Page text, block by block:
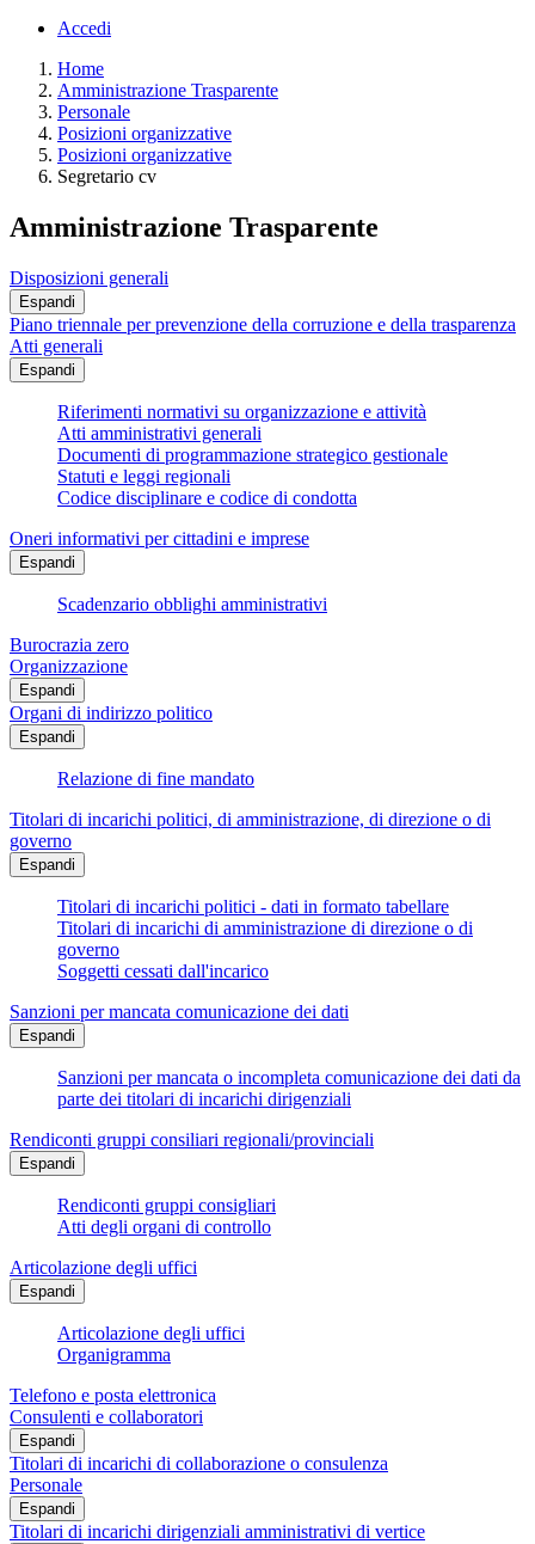
Accedi
Home
Amministrazione Trasparente
Personale
Posizioni organizzative
Posizioni organizzative
Segretario cv
Amministrazione Trasparente
Disposizioni generali
Espandi
Piano triennale per prevenzione della corruzione e della trasparenza
Atti generali
Espandi
Riferimenti normativi su organizzazione e attività
Atti amministrativi generali
Documenti di programmazione strategico gestionale
Statuti e leggi regionali
Codice disciplinare e codice di condotta
Oneri informativi per cittadini e imprese
Espandi
Scadenzario obblighi amministrativi
Burocrazia zero
Organizzazione
Espandi
Organi di indirizzo politico
Espandi
Relazione di fine mandato
Titolari di incarichi politici, di amministrazione, di direzione o di
governo
Espandi
Titolari di incarichi politici - dati in formato tabellare
Titolari di incarichi di amministrazione di direzione o di
governo
Soggetti cessati dall'incarico
Sanzioni per mancata comunicazione dei dati
Espandi
Sanzioni per mancata o incompleta comunicazione dei dati da
parte dei titolari di incarichi dirigenziali
Rendiconti gruppi consiliari regionali/provinciali
Espandi
Rendiconti gruppi consigliari
Atti degli organi di controllo
Articolazione degli uffici
Espandi
Articolazione degli uffici
Organigramma
Telefono e posta elettronica
Consulenti e collaboratori
Espandi
Titolari di incarichi di collaborazione o consulenza
Personale
Espandi
Titolari di incarichi dirigenziali amministrativi di vertice